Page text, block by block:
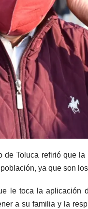
Toluca refirió que
ya que son
le toca la aplicación
a su familia y la